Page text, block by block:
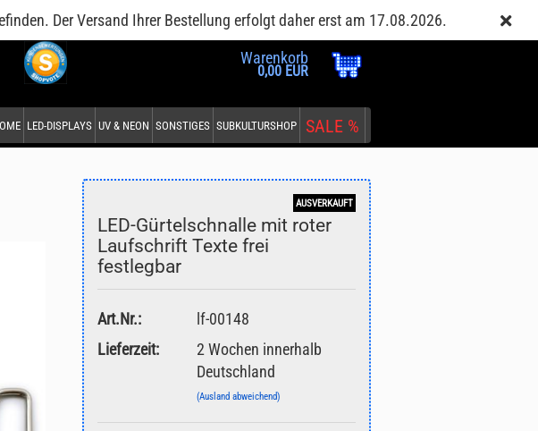
DE Kundenlogin
vergessen?
Merkzettel
Warenkorb
0,00 EUR
Der Versand Ihrer Bestellung erfolgt daher erst am 17.08.2026.
LED-DISPLAYS UV & NEON SONSTIGES SUBKULTURSHOP SALE %
AUSVERKAUFT
LED-Gürtelschnalle mit roter
Laufschrift Texte frei
festlegbar
Art.Nr.:
lf-00148
Lieferzeit:
2 Wochen innerhalb
Deutschland
(Ausland abweichend)